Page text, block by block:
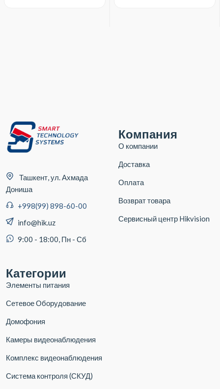
Ташкент, ул. Ахмада
Дониша
+998(99) 898-60-00
info@hik.uz
9:00 - 18:00, Пн - Сб
Компания
О компании
Доставка
Оплата
Возврат товара
Сервисный центр Hikvision
Категории
Элементы питания
Сетевое Оборудование
Домофония
Камеры видеонаблюдения
Комплекс видеонаблюдения
Система контроля (СКУД)